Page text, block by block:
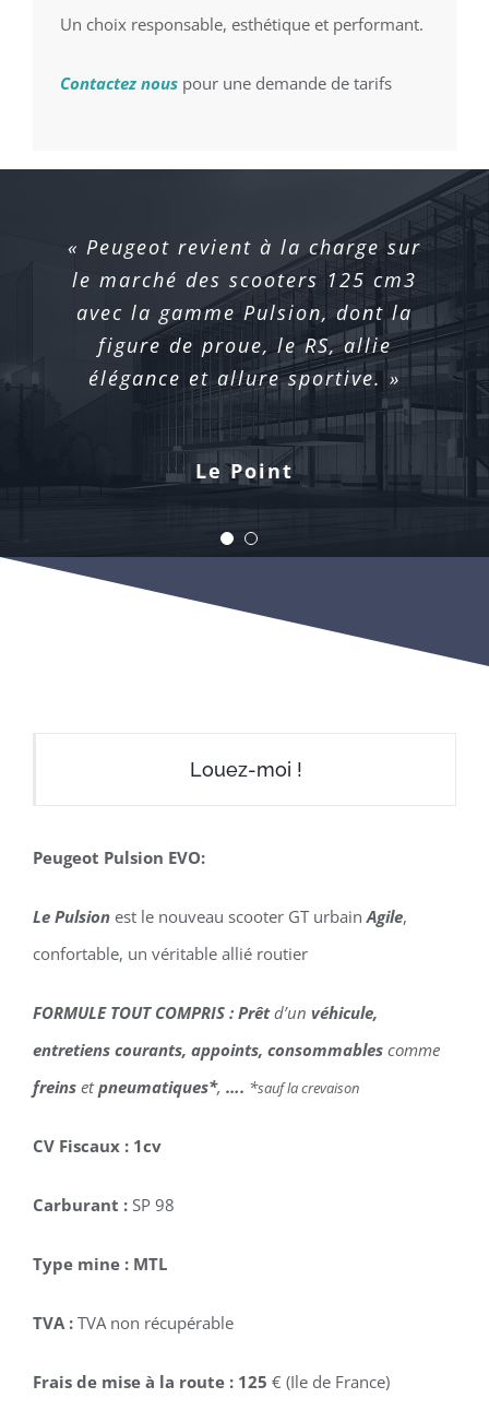
Un choix responsable, esthétique et performant.
Contactez nous pour une demande de tarifs
« Peugeot revient à la charge sur
le marché des scooters 125 cm3
avec la gamme Pulsion, dont la
figure de proue, le RS, allie
élégance et allure sportive. »
Le Point
« Le Peugeot Pulsion 125 se
révèle donc un excellent scooter
dédié à la ville, sa connectivité
intégrée s’avère aussi utile que
pratique à l’usage, et il devrait
séduire un grand nombre de
pilotes urbains. »
Scooter System
Louez-moi !
Peugeot Pulsion EVO:
Le Pulsion est le nouveau scooter GT urbainAgile,
confortable, un véritable allié routier
FORMULE TOUT COMPRIS : Prêtd’un véhicule,
entretiens courants, appoints, consommables comme
freins etpneumatiques*, …. *sauf la crevaison
CV Fiscaux : 1cv
Carburant : SP 98
Type mine : MTL
TVA : TVA non récupérable
Frais de mise à la route : 125 € (Ile de France)